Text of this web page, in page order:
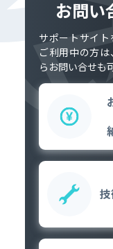
お問い
サポートサイ
ご利用中の方
らお問い合せも